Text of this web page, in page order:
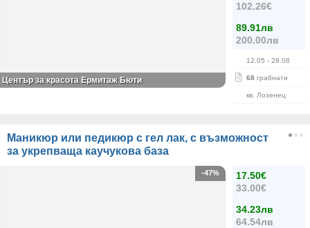
102.26€
89.91лв
200.00лв
12.05 - 28.08
68 грабнати
кв. Лозенец
Център за красота Ермитаж Бюти
Маникюр или педикюр с гел лак, с възможност
за укрепваща каучукова база
17.50€
33.00€
34.23лв
64.54лв
-47%